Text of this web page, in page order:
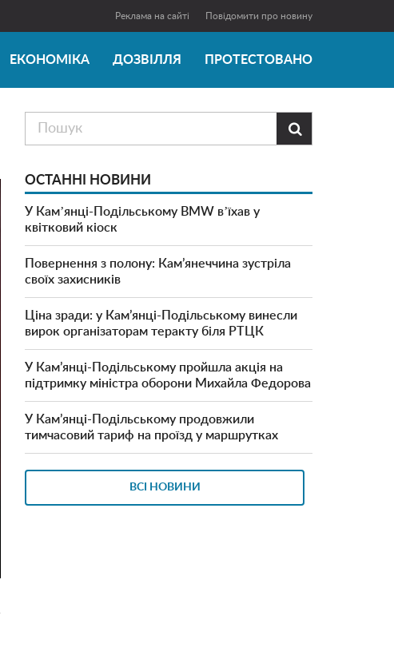
Реклама на сайті Повідомити про новину
ЕКОНОМІКА ДОЗВІЛЛЯ ПРОТЕСТОВАНО

ОСТАННІ НОВИНИ
У Камʼянці-Подільському BMW вʼїхав у
квітковий кіоск
Повернення з полону: Кам’янеччина зустріла
своїх захисників
Ціна зради: у Кам’янці-Подільському винесли
вирок організаторам теракту біля РТЦК
У Кам’янці-Подільському пройшла акція на
підтримку міністра оборони Михайла Федорова
У Кам’янці-Подільському продовжили
тимчасовий тариф на проїзд у маршрутках
ВСІ НОВИНИ